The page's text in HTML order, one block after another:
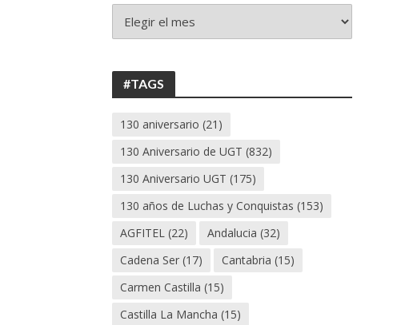
130
#TAGS
130 aniversario (21)
130 Aniversario de UGT (832)
130 Aniversario UGT (175)
130 años de Luchas y Conquistas (153)
AGFITEL (22) Andalucia (32)
Cadena Ser (17) Cantabria (15)
Carmen Castilla (15)
Castilla La Mancha (15)